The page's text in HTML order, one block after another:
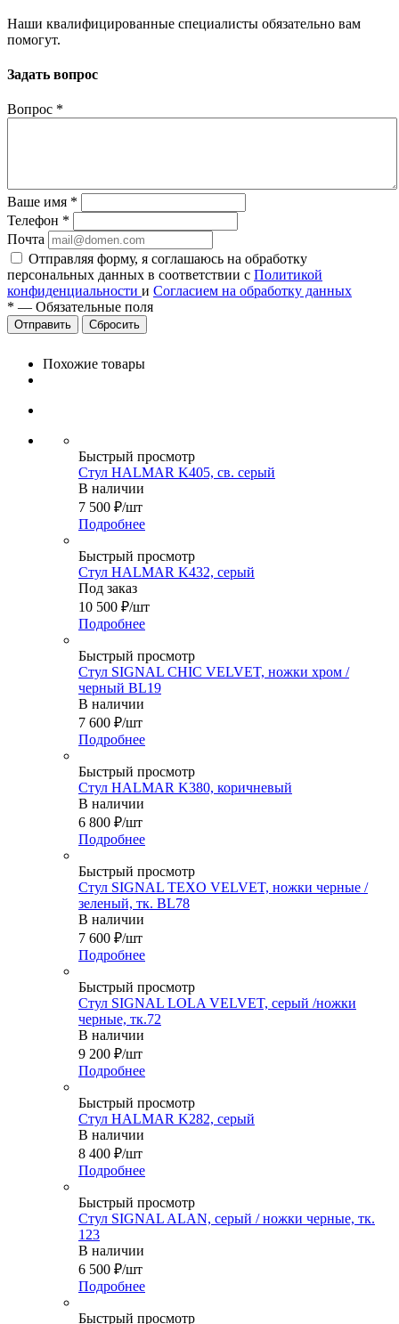
Наши квалифицированные специалисты обязательно вам
помогут.
Задать вопрос
Вопрос *
Ваше имя *
Телефон *
Почта
Отправляя форму, я соглашаюсь на обработку
персональных данных в соответствии с Политикой
конфиденциальности и Согласием на обработку данных
* — Обязательные поля
Сбросить
Похожие товары
Быстрый просмотр
Стул HALMAR K405, св. серый
В наличии
7 500 ₽/шт
Подробнее
Быстрый просмотр
Стул HALMAR K432, серый
Под заказ
10 500 ₽/шт
Подробнее
Быстрый просмотр
Стул SIGNAL CHIC VELVET, ножки хром /
черный BL19
В наличии
7 600 ₽/шт
Подробнее
Быстрый просмотр
Стул HALMAR K380, коричневый
В наличии
6 800 ₽/шт
Подробнее
Быстрый просмотр
Стул SIGNAL TEXO VELVET, ножки черные /
зеленый, тк. BL78
В наличии
7 600 ₽/шт
Подробнее
Быстрый просмотр
Стул SIGNAL LOLA VELVET, серый /ножки
черные, тк.72
В наличии
9 200 ₽/шт
Подробнее
Быстрый просмотр
Стул HALMAR K282, серый
В наличии
8 400 ₽/шт
Подробнее
Быстрый просмотр
Стул SIGNAL ALAN, серый / ножки черные, тк.
123
В наличии
6 500 ₽/шт
Подробнее
Быстрый просмотр